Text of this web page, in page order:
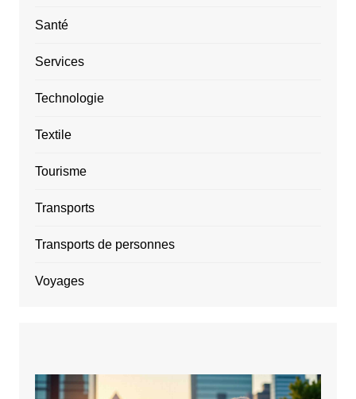
Santé
Services
Technologie
Textile
Tourisme
Transports
Transports de personnes
Voyages